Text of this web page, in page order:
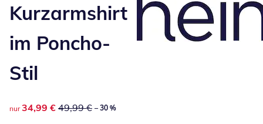
Kurzarmshirt
im Poncho-
Stil
reduzierter Preis 34,99 €, vorheriger Preis: 49,99 €
nur 34,99 € 49,99 € – 30 %